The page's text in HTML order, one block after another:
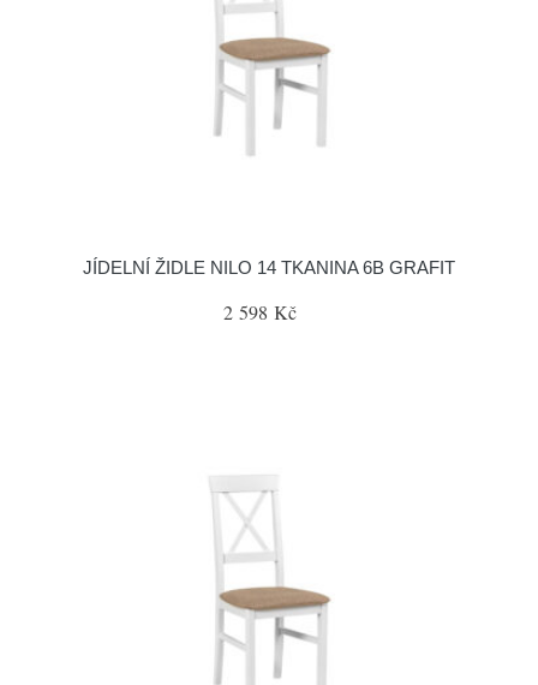
JÍDELNÍ ŽIDLE NILO 14 TKANINA 6B GRAFIT
2 598 Kč